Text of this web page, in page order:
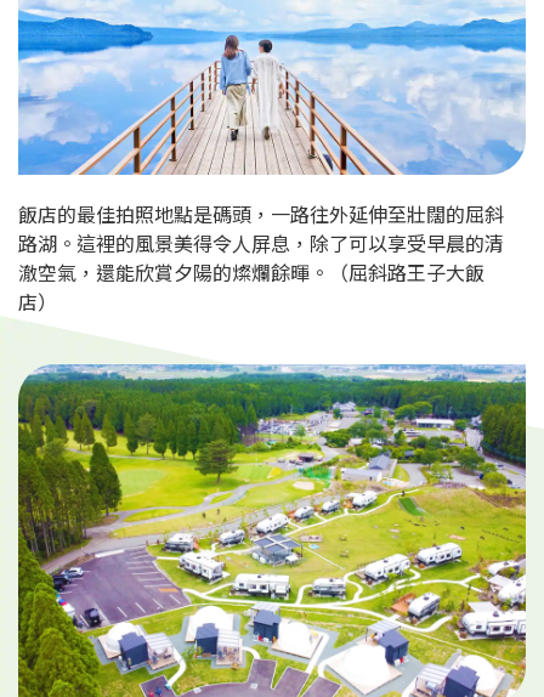
飯店的最佳拍照地點是碼頭，一路往外延伸至壯闊的屈斜
路湖。這裡的風景美得令人屏息，除了可以享受早晨的清
澈空氣，還能欣賞夕陽的燦爛餘暉。（屈斜路王子大飯
店）